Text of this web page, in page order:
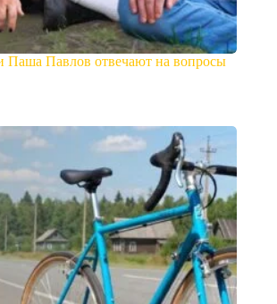
Паша Павлов отвечают на вопросы